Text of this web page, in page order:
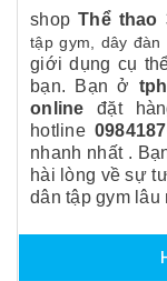
shopThể thao
tập gym , dây
giớidụng cụ
bạn. Bạn ở
online đặt
hotline
nhanh nhất .
hài lòng về sự
dân tập gym lâu